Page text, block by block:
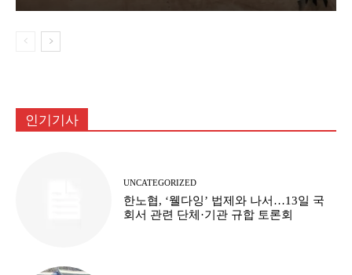
인기기사
UNCATEGORIZED
한노협, ‘웰다잉’ 법제와 나서…13일 국
회서 관련 단체·기관 규합 토론회